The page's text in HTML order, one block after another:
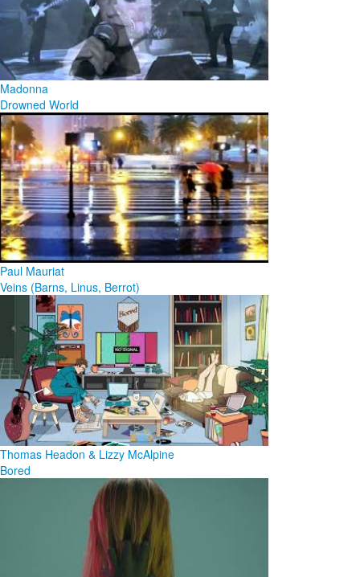
Madonna
Drowned World
Paul Mauriat
Veins (Barns, Linus, Berrot)
Thomas Headon & Lizzy McAlpine
Bored